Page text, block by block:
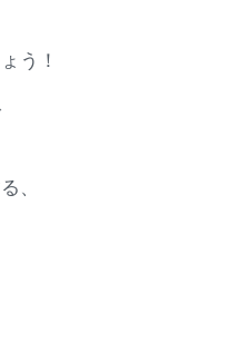
う！
、